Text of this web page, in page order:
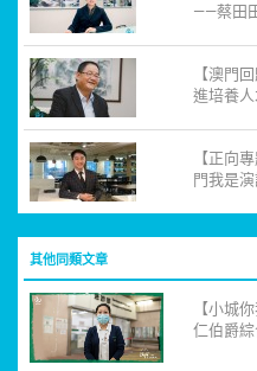
——蔡田
【澳門
進培養
【正向
門我是
其他同類文章
【小城
仁伯爵